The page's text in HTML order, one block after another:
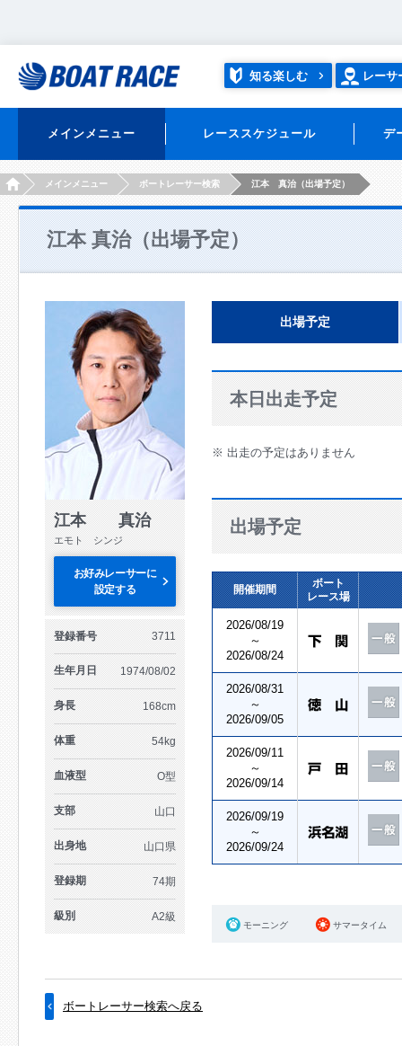
知る楽しむ レーサ
メインメニュー レーススケジュール デ
HOMEメインメニュー ボートレーサー検索 江本 真治（出場予定）
江本 真治（出場予定）
江本 真治
エモト シンジ
お好みレーサーに
設定する
登録番号 3711
生年月日 1974/08/02
身長 168cm
体重 54kg
血液型 O型
支部 山口
出身地 山口県
登録期 74期
級別 A2級
出場予定
本日出走予定
※ 出走の予定はありません
出場予定
開催期間
ボート
レース場
2026/08/19
～
2026/08/24
2026/08/31
～
2026/09/05
2026/09/11
～
2026/09/14
2026/09/19
～
2026/09/24
モーニング サマータイム
ボートレーサー検索へ戻る